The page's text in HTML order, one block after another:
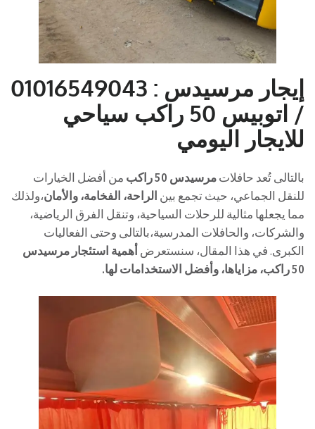
إيجار مرسيدس : 01016549043
/ اتوبيس 50 راكب سياحي
للايجار اليومي
بالتالى تُعد حافلاتمرسيدس 50 راكب
من أفضل الخيارات
للنقل الجماعي، حيث تجمع بين الراحة، الفخامة، والأمان،ولذلك
مما يجعلها مثالية للرحلات السياحية، وتنقل الفرق الرياضية،
والشركات، والحافلات المدرسية،بالتالى وحتى الفعاليات
الكبرى. في هذا المقال، سنستعرضأهمية استئجار مرسيدس
50 راكب، مزاياها، وأفضل الاستخدامات لها.